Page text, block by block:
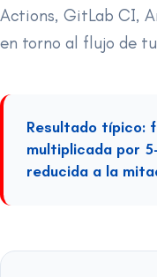
Actions, GitLab CI,
en torno al flujo de
Resultado típico:
multiplicada por
reducida a la